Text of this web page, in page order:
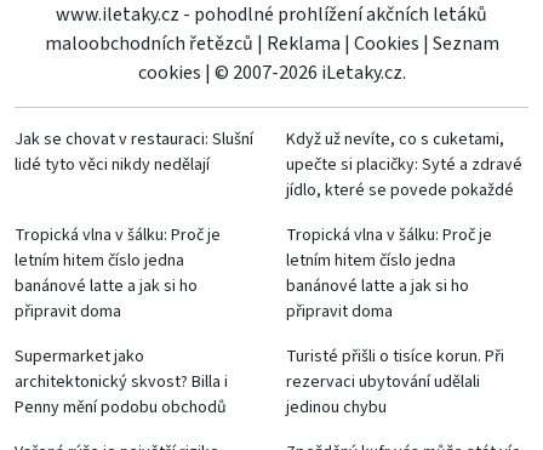
www.iletaky.cz - pohodlné prohlížení akčních letáků
maloobchodních řetězců | Reklama | Cookies | Seznam
cookies | © 2007-2026 iLetaky.cz.
Jak se chovat v restauraci: Slušní
lidé tyto věci nikdy nedělají
Když už nevíte, co s cuketami,
upečte si placičky: Syté a zdravé
jídlo, které se povede pokaždé
Tropická vlna v šálku: Proč je
letním hitem číslo jedna
banánové latte a jak si ho
připravit doma
Tropická vlna v šálku: Proč je
letním hitem číslo jedna
banánové latte a jak si ho
připravit doma
Supermarket jako
architektonický skvost? Billa i
Penny mění podobu obchodů
Turisté přišli o tisíce korun. Při
rezervaci ubytování udělali
jedinou chybu